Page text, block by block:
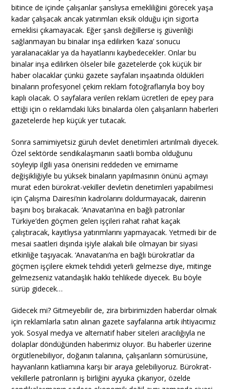
bitince de içinde çalışanlar şanslıysa emekliliğini görecek yaşa
kadar çalışacak ancak yatırımları eksik olduğu için sigorta
emeklisi çıkamayacak. Eğer şanslı değillerse iş güvenliği
sağlanmayan bu binalar inşa edilirken ‘kaza’ sonucu
yaralanacaklar ya da hayatlarını kaybedecekler. Onlar bu
binalar inşa edilirken ölseler bile gazetelerde çok küçük bir
haber olacaklar çünkü gazete sayfaları inşaatında öldükleri
binaların profesyonel çekim reklam fotoğraflarıyla boy boy
kaplı olacak. O sayfalara verilen reklam ücretleri de epey para
ettiği için o reklamdaki lüks binalarda ölen çalışanların haberleri
gazetelerde hep küçük yer tutacak.
Sonra samimiyetsiz güruh devlet denetimleri artırılmalı diyecek.
Özel sektörde sendikalaşmanın saatli bomba olduğunu
söyleyip ilgili yasa önerisini reddeden ve emirname
değişikliğiyle bu yüksek binaların yapılmasının önünü açmayı
murat eden bürokrat-vekiller devletin denetimleri yapabilmesi
için Çalışma Dairesi’nin kadrolarını doldurmayacak, dairenin
başını boş bırakacak. ‘Anavatan’ına en bağlı patronlar
Türkiye’den göçmen gelen işçileri rahat rahat kaçak
çalıştıracak, kayıtlıysa yatırımlarını yapmayacak. Yetmedi bir de
mesai saatleri dışında işiyle alakalı bile olmayan bir siyasi
etkinliğe taşıyacak. ‘Anavatanı’na en bağlı bürokratlar da
göçmen işçilere ekmek tehdidi yeterli gelmezse diye, mitinge
gelmezseniz vatandaşlık hakkı tehlikede diyecek. Bu böyle
sürüp gidecek…
Gidecek mi? Gitmeyebilir de, zira birbirimizden haberdar olmak
için reklamlarla satın alınan gazete sayfalarına artık ihtiyacımız
yok. Sosyal medya ve alternatif haber siteleri aracılığıyla ne
dolaplar döndüğünden haberimiz oluyor. Bu haberler üzerine
örgütlenebiliyor, doğanın talanına, çalışanların sömürüsüne,
hayvanların katliamına karşı bir araya gelebiliyoruz. Bürokrat-
vekillerle patronların iş birliğini ayyuka çıkarıyor, özelde